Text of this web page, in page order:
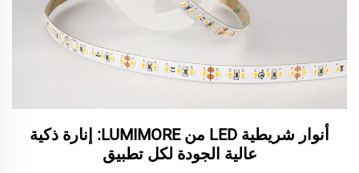
أنوار شريطية LED من LUMIMORE: إنارة ذكية
عالية الجودة لكل تطبيق